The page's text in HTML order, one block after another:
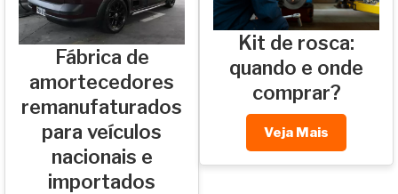
Fábrica de
amortecedores
remanufaturados
para veículos
nacionais e
importados
Kit de rosca:
quando e onde
comprar?
Veja Mais